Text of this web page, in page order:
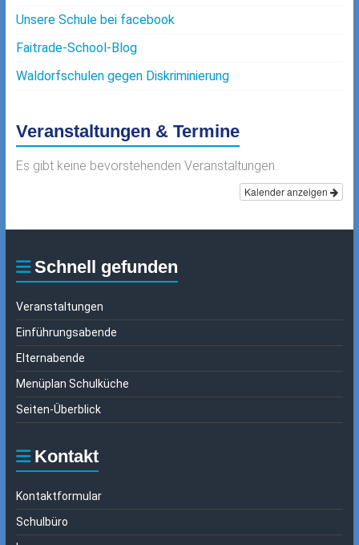
Unsere Schule bei facebook
Faitrade-School-Blog
Waldorfschulen gegen Diskriminierung
Veranstaltungen & Termine
Es gibt keine bevorstehenden Veranstaltungen.
Kalender anzeigen
Schnell gefunden
Veranstaltungen
Einführungsabende
Elternabende
Menüplan Schulküche
Seiten-Überblick
Kontakt
Kontaktformular
Schulbüro